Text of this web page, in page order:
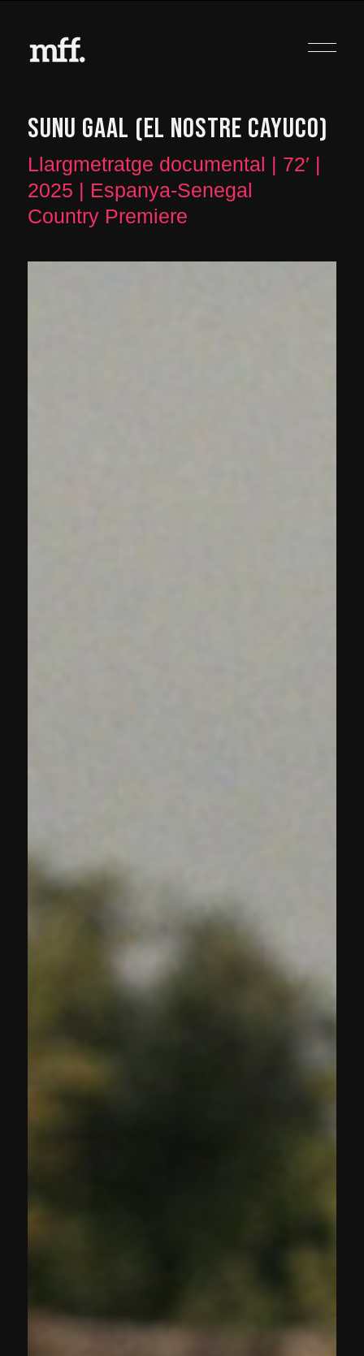
SUNU GAAL (EL NOSTRE CAYUCO)
Llargmetratge documental | 72′ |
2025 | Espanya-Senegal
Country Premiere